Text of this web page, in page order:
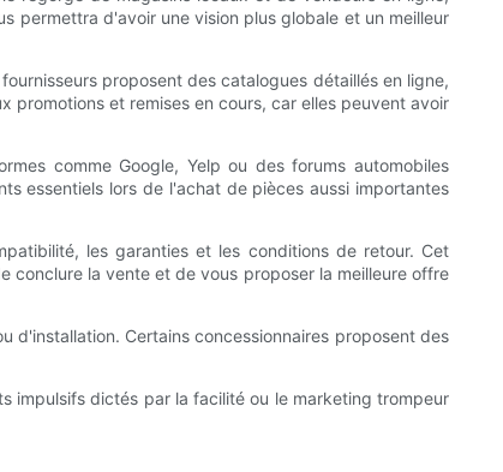
permettra d'avoir une vision plus globale et un meilleur
proposent des catalogues détaillés en ligne,
et remises en cours, car elles peuvent avoir
comme Google, Yelp ou des forums automobiles
essentiels lors de l'achat de pièces aussi importantes
les garanties et les conditions de retour. Cet
conclure la vente et de vous proposer la meilleure offre
d'installation. Certains concessionnaires proposent des
impulsifs dictés par la facilité ou le marketing trompeur